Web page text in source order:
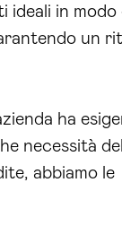
in modo
un
ha
necessità
abbiamo le